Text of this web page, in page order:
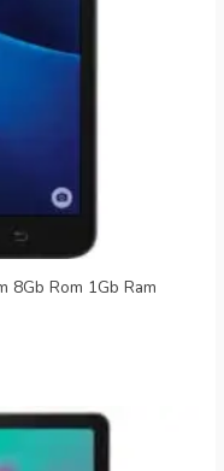
8Gb Rom 1Gb Ram